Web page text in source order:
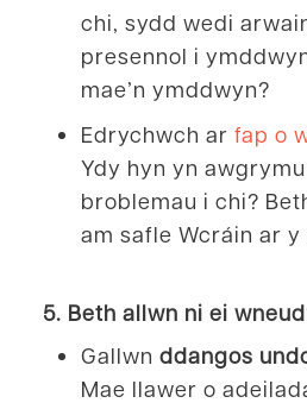
chi, sydd wedi
presennol i
mae’n ymddwyn?
Edrychwch ar fap o
Ydy hyn yn
broblemau i chi?
am safle Wcráin ar y
5. Beth allwn ni ei
Gallwn ddangos
Mae llawer o